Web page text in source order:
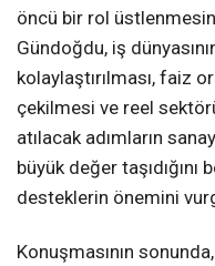
öncü bir rol
Gündoğdu, iş
kolaylaştırılması, faiz
çekilmesi ve reel
atılacak adımların
büyük değer
desteklerin önemini
Konuşmasının